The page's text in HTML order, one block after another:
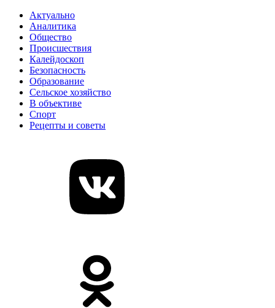
Актуально
Аналитика
Общество
Происшествия
Калейдоскоп
Безопасность
Образование
Сельское хозяйство
В объективе
Спорт
Рецепты и советы